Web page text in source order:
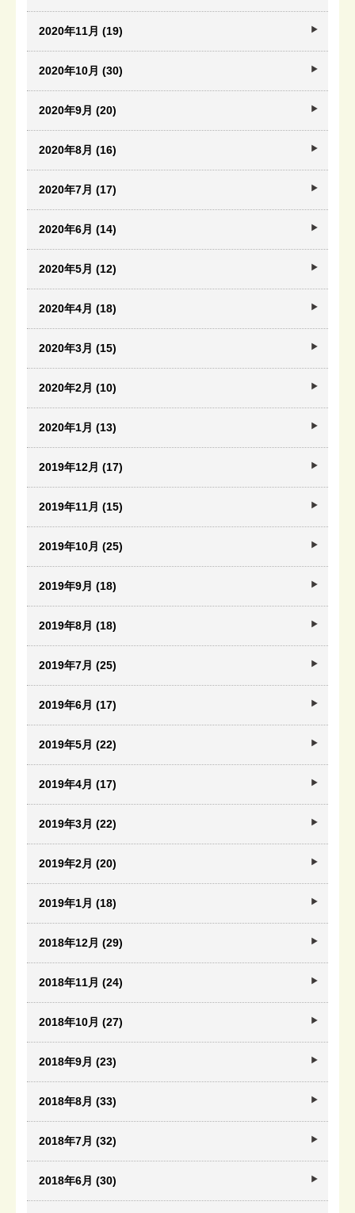
2020年11月 (19)
2020年10月 (30)
2020年9月 (20)
2020年8月 (16)
2020年7月 (17)
2020年6月 (14)
2020年5月 (12)
2020年4月 (18)
2020年3月 (15)
2020年2月 (10)
2020年1月 (13)
2019年12月 (17)
2019年11月 (15)
2019年10月 (25)
2019年9月 (18)
2019年8月 (18)
2019年7月 (25)
2019年6月 (17)
2019年5月 (22)
2019年4月 (17)
2019年3月 (22)
2019年2月 (20)
2019年1月 (18)
2018年12月 (29)
2018年11月 (24)
2018年10月 (27)
2018年9月 (23)
2018年8月 (33)
2018年7月 (32)
2018年6月 (30)